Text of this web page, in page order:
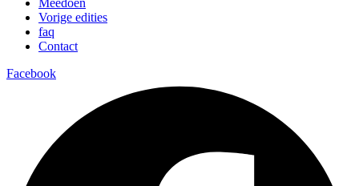
Meedoen
Vorige edities
faq
Contact
Facebook